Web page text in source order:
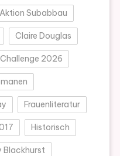
Aktion Subabbau
Claire Douglas
2026
Frauenliteratur
Historisch
Blackhurst